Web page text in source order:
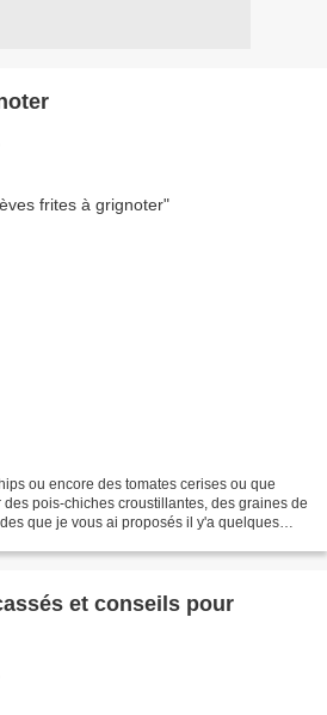
ou encore des tomates cerises ou que
pois-chiches croustillantes, des graines de
que je vous ai proposés il y'a quelques
et conseils pour